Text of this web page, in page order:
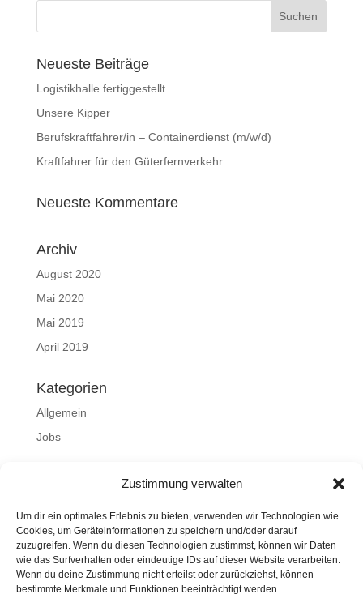
Zustimmung verwalten
Um dir ein optimales Erlebnis zu bieten, verwenden wir Technologien wie
Cookies, um Geräteinformationen zu speichern und/oder darauf
zuzugreifen. Wenn du diesen Technologien zustimmst, können wir Daten
wie das Surfverhalten oder eindeutige IDs auf dieser Website verarbeiten.
Wenn du deine Zustimmung nicht erteilst oder zurückziehst, können
bestimmte Merkmale und Funktionen beeinträchtigt werden.
Neueste Beiträge
Logistikhalle fertiggestellt
Unsere Kipper
Berufskraftfahrer/in – Containerdienst (m/w/d)
Kraftfahrer für den Güterfernverkehr
Neueste Kommentare
Archiv
August 2020
Mai 2020
Mai 2019
April 2019
Kategorien
Allgemein
Jobs
Eintrags-Feed
Kommentar-Feed
WordPress.org